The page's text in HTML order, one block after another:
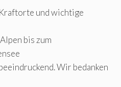
und wichtige
bis zum
Wir bedanken